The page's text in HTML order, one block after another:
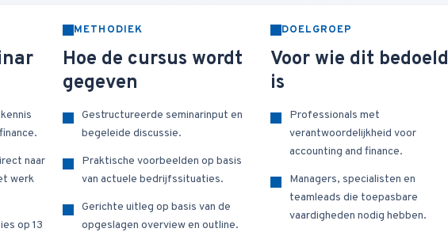
naar
werk
op 13
METHODIEK
Hoe de cursus wordt
gegeven
Gestructureerde seminarinput en
begeleide discussie.
Praktische voorbeelden op basis
van actuele bedrijfssituaties.
Gerichte uitleg op basis van de
opgeslagen overview en outline.
DOELGROEP
Voor wie dit bedoeld
is
Professionals met
verantwoordelijkheid voor
accounting and finance.
Managers, specialisten en
teamleads die toepasbare
vaardigheden nodig hebben.